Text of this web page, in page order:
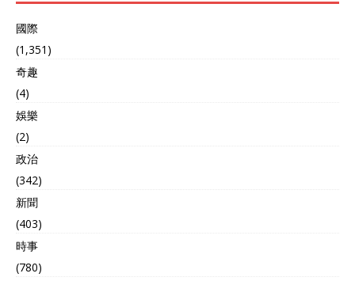
國際
(1,351)
奇趣
(4)
娛樂
(2)
政治
(342)
新聞
(403)
時事
(780)